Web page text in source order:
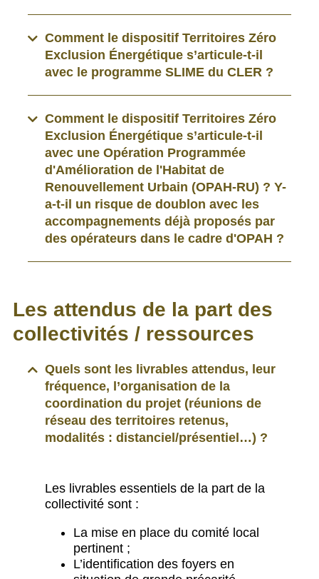
Comment le dispositif Territoires Zéro
Exclusion Énergétique s’articule-t-il
avec le programme SLIME du CLER ?
Comment le dispositif Territoires Zéro
Exclusion Énergétique s’articule-t-il
avec une Opération Programmée
d'Amélioration de l'Habitat de
Renouvellement Urbain (OPAH-RU) ? Y-
a-t-il un risque de doublon avec les
accompagnements déjà proposés par
des opérateurs dans le cadre d'OPAH ?
Les attendus de la part des
collectivités / ressources
Quels sont les livrables attendus, leur
fréquence, l’organisation de la
coordination du projet (réunions de
réseau des territoires retenus,
modalités : distanciel/présentiel…) ?
Les livrables essentiels de la part de la
collectivité sont :
La mise en place du comité local
pertinent ;
L’identification des foyers en